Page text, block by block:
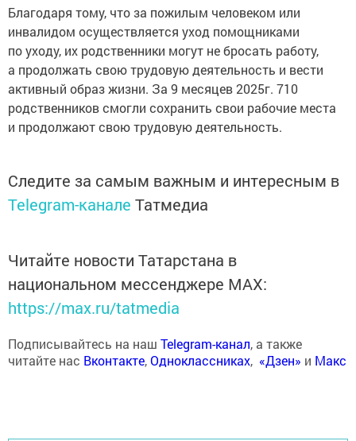
Благодаря тому, что за пожилым человеком или
инвалидом осуществляется уход помощниками
по уходу, их родственники могут не бросать работу,
а продолжать свою трудовую деятельность и вести
активный образ жизни. За 9 месяцев 2025г. 710
родственников смогли сохранить свои рабочие места
и продолжают свою трудовую деятельность.
Следите за самым важным и интересным в
Telegram-канале Татмедиа
Читайте новости Татарстана в
национальном мессенджере MАХ:
https://max.ru/tatmedia
Подписывайтесь на наш Telegram-канал, а также
читайте нас Вконтакте,Одноклассниках, «Дзен» и Макс